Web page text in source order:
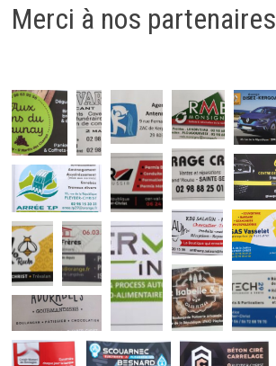
Merci à nos partenaires